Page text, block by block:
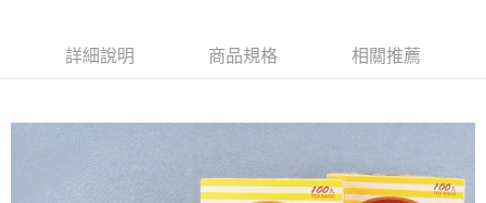
詳細說明 商品規格 相關推薦